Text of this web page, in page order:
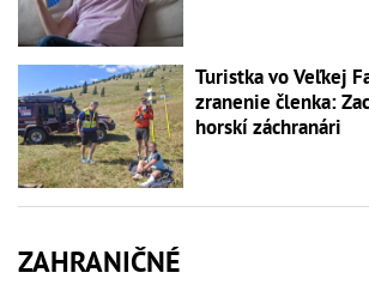
Turistka vo Veľkej
zranenie členka:
horskí záchranári
ZAHRANIČNÉ